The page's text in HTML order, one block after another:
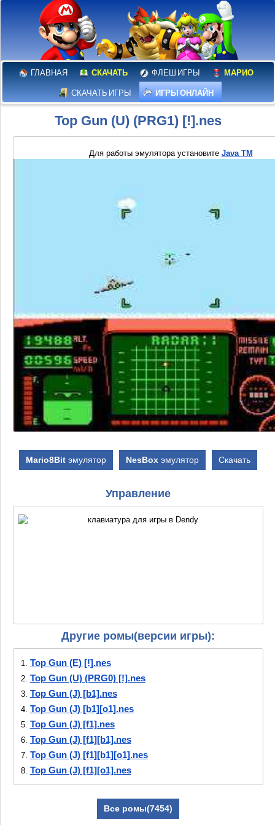
ГЛАВНАЯ СКАЧАТЬ ФЛЕШ ИГРЫ МАРИО
СКАЧАТЬ ИГРЫ ИГРЫ ОНЛАЙН
Top Gun (U) (PRG1) [!].nes
Для работы эмулятора установите Java TM
Mario8Bit эмулятор NesBox эмулятор Скачать
Управление
Другие ромы(версии игры):
1. Top Gun (E) [!].nes
2. Top Gun (U) (PRG0) [!].nes
3. Top Gun (J) [b1].nes
4. Top Gun (J) [b1][o1].nes
5. Top Gun (J) [f1].nes
6. Top Gun (J) [f1][b1].nes
7. Top Gun (J) [f1][b1][o1].nes
8. Top Gun (J) [f1][o1].nes
9.Top Gun (J) [f1][o2].nes
Top Gun (J).nes
Top Gun (U) (PRG0) [o1].nes
Все ромы(7454)